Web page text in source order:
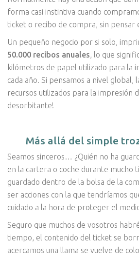
forma casi instintiva cuando
ticket o recibo de compra, sin pensar
Un pequeño negocio por si solo,
50.000 recibos anuales, lo que
kilómetros de papel utilizado para la
cada año. Si pensamos a nivel global,
recursos utilizados para la impresión
desorbitante!
Más allá del simple
Seamos sinceros… ¿Quién no ha
en la cartera o coche durante mucho
guardado dentro de la bolsa de la
ser acciones con la que tendríamos
cuidado a la hora de proteger el
Seguro que muchos de vosotros
tiempo, el contenido del ticket se
acercamos una llama se vuelve de